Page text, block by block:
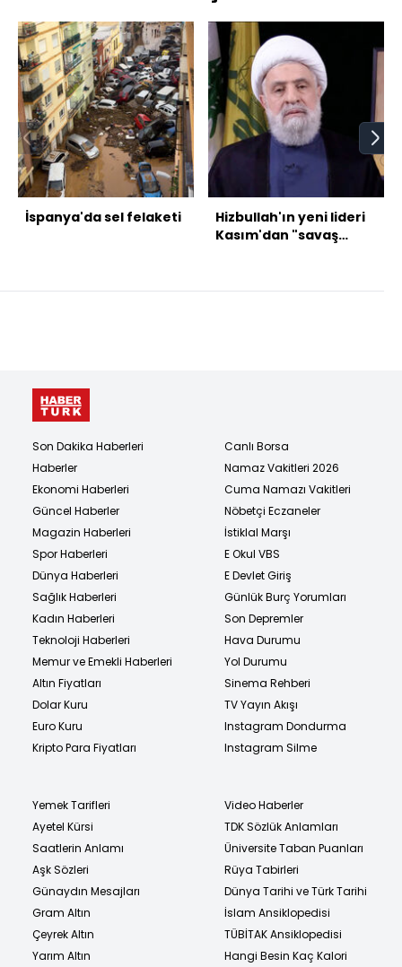
İspanya'da sel felaketi
Hizbullah'ın yeni lideri
Kasım'dan "savaş
Son Dakika Haberleri
Haberler
Ekonomi Haberleri
Güncel Haberler
Magazin Haberleri
Spor Haberleri
Dünya Haberleri
Sağlık Haberleri
Kadın Haberleri
Teknoloji Haberleri
Memur ve Emekli Haberleri
Altın Fiyatları
Dolar Kuru
Euro Kuru
Kripto Para Fiyatları
Canlı Borsa
Namaz Vakitleri 2026
Cuma Namazı Vakitleri
Nöbetçi Eczaneler
İstiklal Marşı
E Okul VBS
E Devlet Giriş
Günlük Burç Yorumları
Son Depremler
Hava Durumu
Yol Durumu
Sinema Rehberi
TV Yayın Akışı
Instagram Dondurma
Instagram Silme
Yemek Tarifleri
Ayetel Kürsi
Saatlerin Anlamı
Aşk Sözleri
Günaydın Mesajları
Gram Altın
Çeyrek Altın
Yarım Altın
Video Haberler
TDK Sözlük Anlamları
Üniversite Taban Puanları
Rüya Tabirleri
Dünya Tarihi ve Türk Tarihi
İslam Ansiklopedisi
TÜBİTAK Ansiklopedisi
Hangi Besin Kaç Kalori